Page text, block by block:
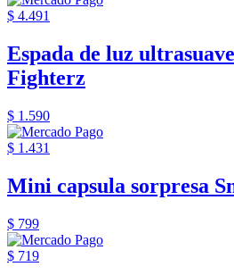
$ 4.491
Espada de luz
Fighterz
$ 1.590
$ 1.431
Mini capsula sorpresa
$ 799
$ 719